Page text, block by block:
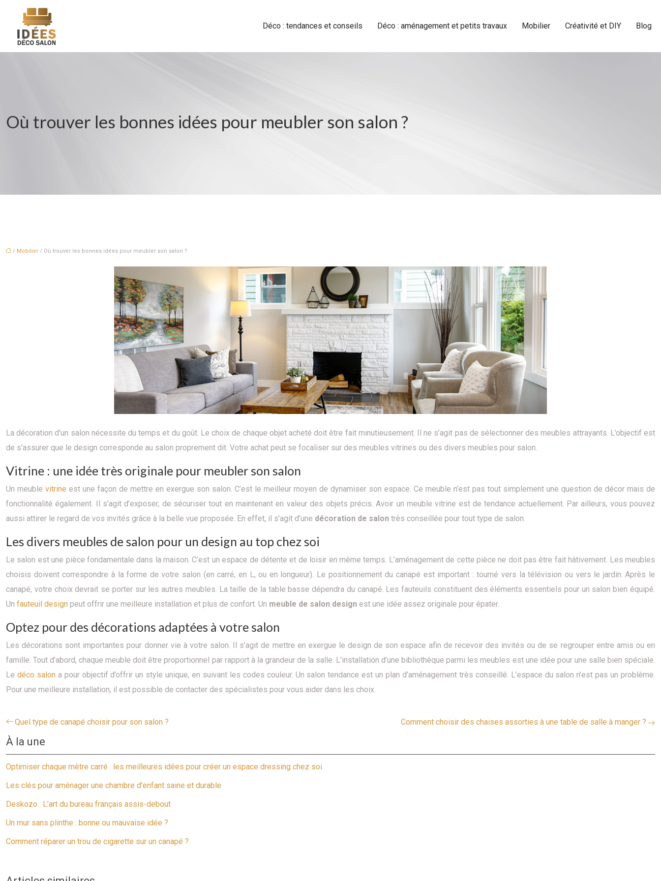
Déco : tendances et conseils Déco : aménagement et petits travaux Mobilier Créativité et DIY Blog
Où trouver les bonnes idées pour meubler son salon ?
/ Mobilier / Où trouver les bonnes idées pour meubler son salon ?
La décoration d’un salon nécessite du temps et du goût. Le choix de chaque objet acheté doit être fait minutieusement. Il ne s’agit pas de sélectionner des meubles attrayants. L’objectif est
de s’assurer que le design corresponde au salon proprement dit. Votre achat peut se focaliser sur des meubles vitrines ou des divers meubles pour salon.
Vitrine : une idée très originale pour meubler son salon
Un meuble vitrine est une façon de mettre en exergue son salon. C’est le meilleur moyen de dynamiser son espace. Ce meuble n’est pas tout simplement une question de décor mais de
fonctionnalité également. Il s’agit d’exposer, de sécuriser tout en maintenant en valeur des objets précis. Avoir un meuble vitrine est de tendance actuellement. Par ailleurs, vous pouvez
aussi attirer le regard de vos invités grâce à la belle vue proposée. En effet, il s’agit d’une décoration de salon très conseillée pour tout type de salon.
Les divers meubles de salon pour un design au top chez soi
Le salon est une pièce fondamentale dans la maison. C’est un espace de détente et de loisir en même temps. L’aménagement de cette pièce ne doit pas être fait hâtivement. Les meubles
choisis doivent correspondre à la forme de votre salon (en carré, en L, ou en longueur). Le positionnement du canapé est important : tourné vers la télévision ou vers le jardin. Après le
canapé, votre choix devrait se porter sur les autres meubles. La taille de la table basse dépendra du canapé. Les fauteuils constituent des éléments essentiels pour un salon bien équipé.
Un fauteuil design peut offrir une meilleure installation et plus de confort. Un meuble de salon design est une idée assez originale pour épater.
Optez pour des décorations adaptées à votre salon
Les décorations sont importantes pour donner vie à votre salon. Il s’agit de mettre en exergue le design de son espace afin de recevoir des invités ou de se regrouper entre amis ou en
famille. Tout d’abord, chaque meuble doit être proportionnel par rapport à la grandeur de la salle. L’installation d’une bibliothèque parmi les meubles est une idée pour une salle bien spéciale.
Le déco salona pour objectif d’offrir un style unique, en suivant les codes couleur. Un salon tendance est un plan d’aménagement très conseillé. L’espace du salon n’est pas un problème.
Pour une meilleure installation, il est possible de contacter des spécialistes pour vous aider dans les choix.
Quel type de canapé choisir pour son salon ? Comment choisir des chaises assorties à une table de salle à manger ?
À la une
Optimiser chaque mètre carré : les meilleures idées pour créer un espace dressing chez soi
Les clés pour aménager une chambre d’enfant saine et durable
Deskozo : L’art du bureau français assis-debout
Un mur sans plinthe : bonne ou mauvaise idée ?
Comment réparer un trou de cigarette sur un canapé ?